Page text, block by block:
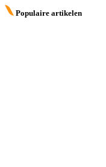
Populaire artikelen